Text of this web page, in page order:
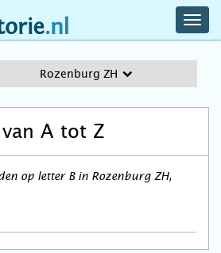
Rozenburg ZH
van A tot Z
op letter B in Rozenburg ZH,